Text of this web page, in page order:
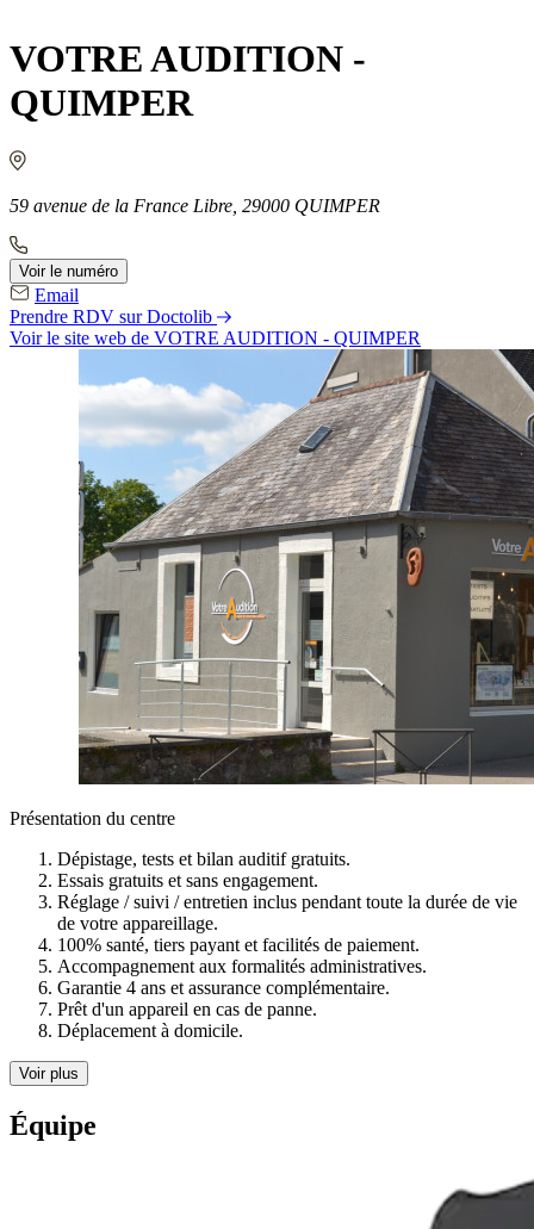
VOTRE AUDITION -
QUIMPER
59 avenue de la France Libre, 29000 QUIMPER
Voir le numéro
Email
Prendre RDV sur Doctolib
Voir le site web de VOTRE AUDITION - QUIMPER
Présentation du centre
Dépistage, tests et bilan auditif gratuits.
Essais gratuits et sans engagement.
Réglage / suivi / entretien inclus pendant toute la durée de vie
de votre appareillage.
100% santé, tiers payant et facilités de paiement.
Accompagnement aux formalités administratives.
Garantie 4 ans et assurance complémentaire.
Prêt d'un appareil en cas de panne.
Déplacement à domicile.
Voir plus
Équipe